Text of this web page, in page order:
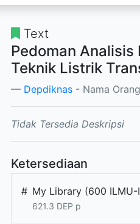
Text
Pedoman Analisis
Teknik Listrik
Depdiknas - Nama
Tidak Tersedia Deskripsi
Ketersediaan
# My Library (600 ILMU-
621.3 DEP p